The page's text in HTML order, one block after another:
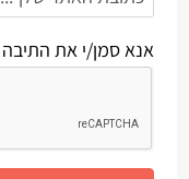
אנא סמן/י את